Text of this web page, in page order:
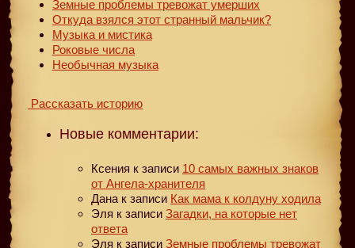
Земные проблемы тревожат умерших
Откуда взялся этот странный мальчик?
Музыка и мистика
Роковые числа
Необычная музыка
Рассказать историю
Новые комментарии:
Ксения к записи 10 самых важных знаков
от Ангела-хранителя
Дана к записи Как мама к колдуну ходила
Эля к записи Загадки, на которые нет
ответа
Эля к записи Земные проблемы тревожат